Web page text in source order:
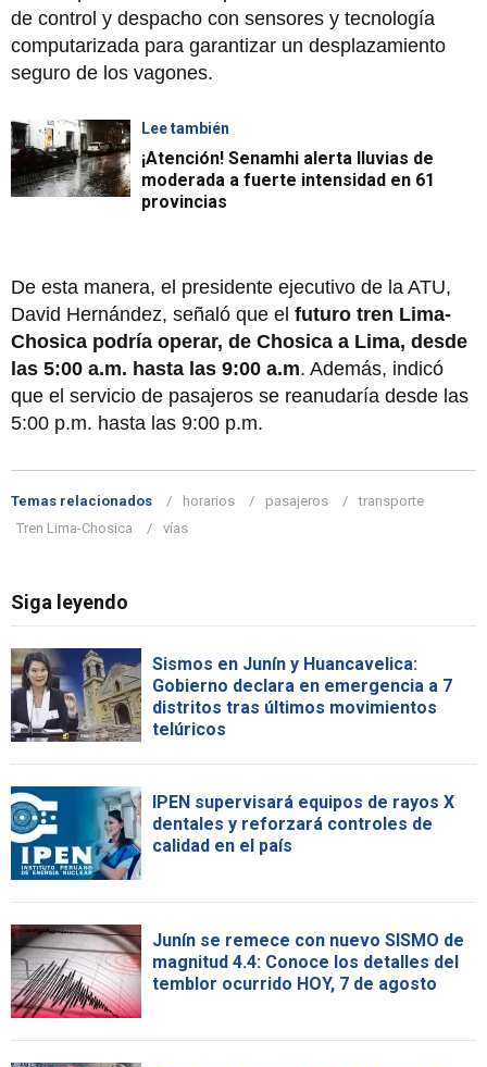
de control y despacho con sensores y tecnología
computarizada para garantizar un desplazamiento
seguro de los vagones.
Lee también
¡Atención! Senamhi alerta lluvias de
moderada a fuerte intensidad en 61
provincias
De esta manera, el presidente ejecutivo de la ATU,
David Hernández, señaló que el futuro tren Lima-
Chosica podría operar, de Chosica a Lima, desde
las 5:00 a.m. hasta las 9:00 a.m. Además, indicó
que el servicio de pasajeros se reanudaría desde las
5:00 p.m. hasta las 9:00 p.m.
Temas relacionados horarios pasajeros
transporte
Tren Lima-Chosica
vías
Siga leyendo
Sismos en Junín y Huancavelica:
Gobierno declara en emergencia a 7
distritos tras últimos movimientos
telúricos
IPEN supervisará equipos de rayos X
dentales y reforzará controles de
calidad en el país
Junín se remece con nuevo SISMO de
magnitud 4.4: Conoce los detalles del
temblor ocurrido HOY, 7 de agosto